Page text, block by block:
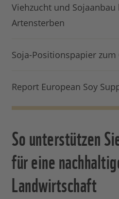
Viehzucht und Sojaanbau
Artensterben
Soja-Positionspapier zum
Report European Soy
So unterstützen
für eine
Landwirtschaft